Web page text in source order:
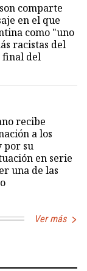
comparte
en el que
como "uno
racistas del
final del
recibe
a los
por su
en serie
una de las
Ver más